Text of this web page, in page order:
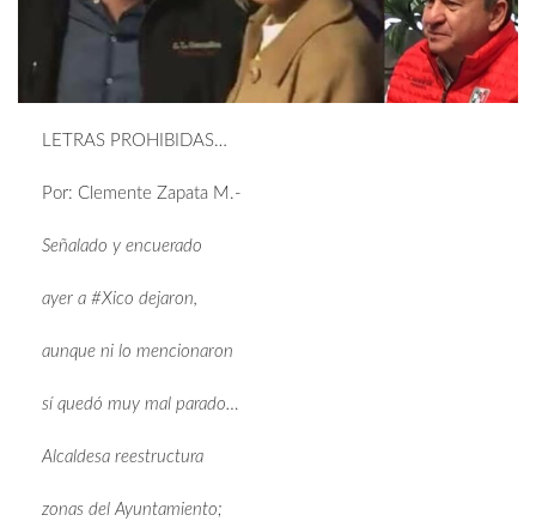
LETRAS PROHIBIDAS…
Por: Clemente Zapata M.-
Señalado y encuerado
ayer a #Xico dejaron,
aunque ni lo mencionaron
sí quedó muy mal parado…
Alcaldesa reestructura
zonas del Ayuntamiento;